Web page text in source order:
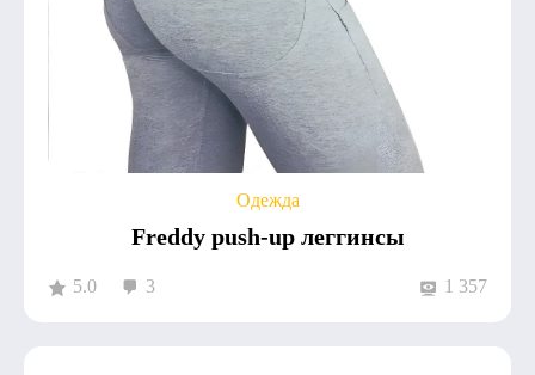
Одежда
Freddy push-up леггинсы
5.0 3 1 357